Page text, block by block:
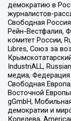
демократию в
журналистов-
Свободная
Рейн-Вестфалия,
комитет России,
Libres, Союз за
IndustriALL,
медиа, Федерация
Свободная
Восточной
gGmbH,
демократии и
Копелева,